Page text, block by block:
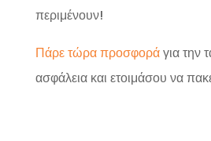
περιμένουν!
Πάρε τώρα προσφοράγια την
ασφάλεια και ετοιμάσου να